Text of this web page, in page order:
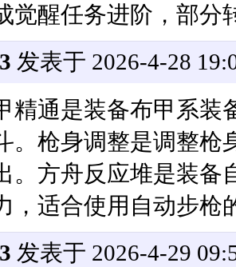
觉醒任务进阶，部分
发表于 2026-4-28
精通是装备布甲系装
。枪身调整是调整枪
。方舟反应堆是装备
，适合使用自动步枪
发表于 2026-4-29